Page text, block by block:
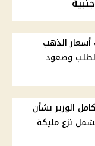
الذهب
وصعود
الوزير بشأن
نزع مليكة